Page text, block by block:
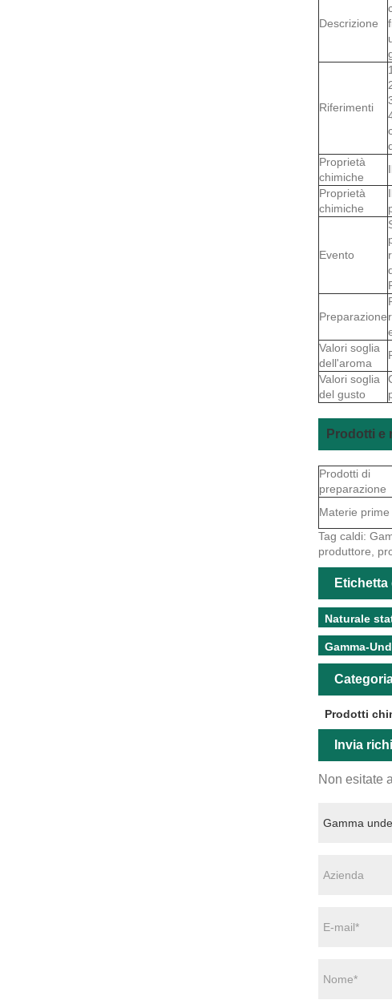
Descrizione
Riferimenti
Proprietà
chimiche
Proprietà
chimiche
Evento
Preparazione
Valori soglia
dell'aroma
Valori soglia
del gusto
Prodotti e
Prodotti di
preparazione
Materie prime
Tag caldi:
produttore,
Naturale
Gamma-
Prodotti
Invia
Non esitate